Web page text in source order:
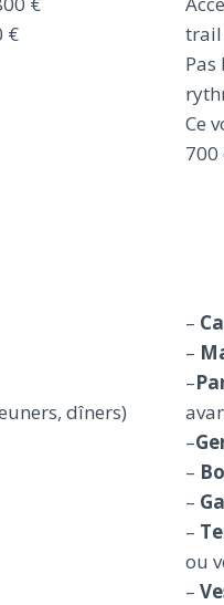
€
trail
Pas
Ce
dîners)
–
–
–
–
–
–
–
ou
–